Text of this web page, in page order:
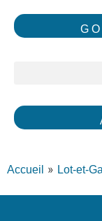
Accueil » Lot-et-